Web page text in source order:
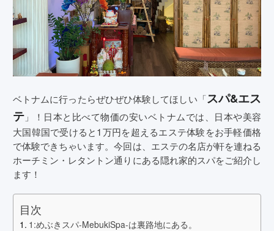
ベトナムに行ったらぜひぜひ体験してほしい「スパ&エス
テ 」！日本と比べて物価の安いベトナムでは、日本や美容
大国韓国で受けると1万円を超えるエステ体験をお手軽価格
で体験できちゃいます。今回は、エステの名店が軒を連ねる
ホーチミン・レタントン通りにある隠れ家的スパをご紹介し
ます！
目次
1:めぶきスパ-MebukiSpa-は裏路地にある。